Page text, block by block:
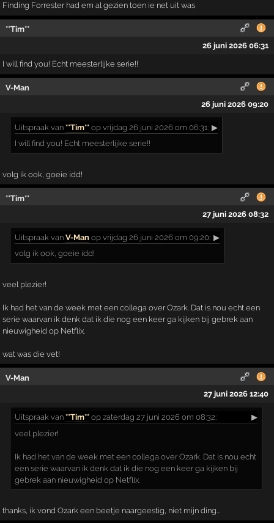
Finding Forrester had em al gezien toen ie net uit was
**Tim**
26 juni 2026 06:31
I will find you! Echt meesterlijke serie!!
V-Man
26 juni 2026 09:20
Uitspraak van**Tim** op vrijdag 26 juni 2026 om 06:31: ▶
I will find you! Echt meesterlijke serie!!
volg ik ook, goeie idd!
**Tim**
27 juni 2026 08:32
Uitspraak vanV-Man op vrijdag 26 juni 2026 om 09:20: ▶
volg ik ook, goeie idd!
veel plezier!
Ik had het van de week met een collega over Ozark. Dat is nou echt een
serie waarvan ik denk dat ik die nog een keer ga kijken bij gebrek aan
nieuwigheid op Netflix.
wat was die vet!
V-Man
27 juni 2026 12:40
Uitspraak van**Tim** op zaterdag 27 juni 2026 om 08:32:
▶
veel plezier!
Ik had het van de week met een collega over Ozark. Dat is nou echt
een serie waarvan ik denk dat ik die nog een keer ga kijken bij
gebrek aan nieuwigheid op Netflix.
thanks, ik vond Ozark een beetje naargeestig, niet mijn ding...